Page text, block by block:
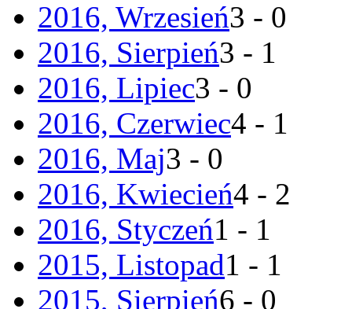
2016, Wrzesień3 - 0
2016, Sierpień3 - 1
2016, Lipiec3 - 0
2016, Czerwiec4 - 1
2016, Maj3 - 0
2016, Kwiecień4 - 2
2016, Styczeń1 - 1
2015, Listopad1 - 1
2015, Sierpień6 - 0